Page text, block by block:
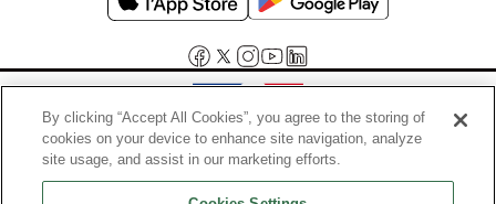
Interdiction de vente de boissons alcooliques aux mineurs de
moins de 18 ans
By clicking “Accept All Cookies”, you agree to the storing of
cookies on your device to enhance site navigation, analyze
site usage, and assist in our marketing efforts.